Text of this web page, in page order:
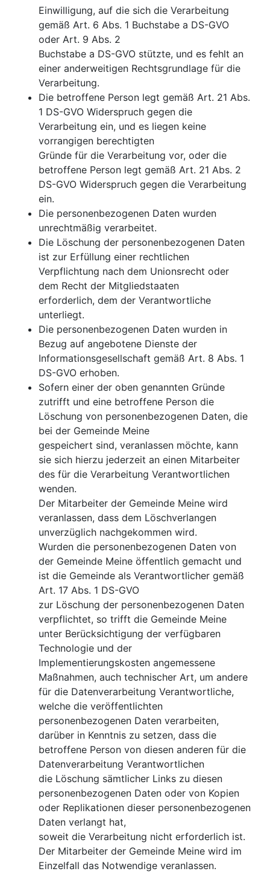
Einwilligung, auf die sich die Verarbeitung
gemäß Art. 6 Abs. 1 Buchstabe a DS-GVO
oder Art. 9 Abs. 2
Buchstabe a DS-GVO stützte, und es fehlt an
einer anderweitigen Rechtsgrundlage für die
Verarbeitung.
Die betroffene Person legt gemäß Art. 21 Abs.
1 DS-GVO Widerspruch gegen die
Verarbeitung ein, und es liegen keine
vorrangigen berechtigten
Gründe für die Verarbeitung vor, oder die
betroffene Person legt gemäß Art. 21 Abs. 2
DS-GVO Widerspruch gegen die Verarbeitung
ein.
Die personenbezogenen Daten wurden
unrechtmäßig verarbeitet.
Die Löschung der personenbezogenen Daten
ist zur Erfüllung einer rechtlichen
Verpflichtung nach dem Unionsrecht oder
dem Recht der Mitgliedstaaten
erforderlich, dem der Verantwortliche
unterliegt.
Die personenbezogenen Daten wurden in
Bezug auf angebotene Dienste der
Informationsgesellschaft gemäß Art. 8 Abs. 1
DS-GVO erhoben.
Sofern einer der oben genannten Gründe
zutrifft und eine betroffene Person die
Löschung von personenbezogenen Daten, die
bei der Gemeinde Meine
gespeichert sind, veranlassen möchte, kann
sie sich hierzu jederzeit an einen Mitarbeiter
des für die Verarbeitung Verantwortlichen
wenden.
Der Mitarbeiter der Gemeinde Meine wird
veranlassen, dass dem Löschverlangen
unverzüglich nachgekommen wird.
Wurden die personenbezogenen Daten von
der Gemeinde Meine öffentlich gemacht und
ist die Gemeinde als Verantwortlicher gemäß
Art. 17 Abs. 1 DS-GVO
zur Löschung der personenbezogenen Daten
verpflichtet, so trifft die Gemeinde Meine
unter Berücksichtigung der verfügbaren
Technologie und der
Implementierungskosten angemessene
Maßnahmen, auch technischer Art, um andere
für die Datenverarbeitung Verantwortliche,
welche die veröffentlichten
personenbezogenen Daten verarbeiten,
darüber in Kenntnis zu setzen, dass die
betroffene Person von diesen anderen für die
Datenverarbeitung Verantwortlichen
die Löschung sämtlicher Links zu diesen
personenbezogenen Daten oder von Kopien
oder Replikationen dieser personenbezogenen
Daten verlangt hat,
soweit die Verarbeitung nicht erforderlich ist.
Der Mitarbeiter der Gemeinde Meine wird im
Einzelfall das Notwendige veranlassen.